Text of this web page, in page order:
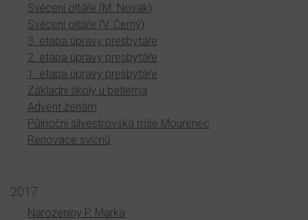
Svěcení oltáře (M. Novák)
Svěcení oltáře (V. Černý)
3. etapa úpravy presbytáře
2. etapa úpravy presbytáře
1. etapa úpravy presbytáře
Základní školy u betléma
Advent ženám
Půlnoční silvestrovská mše Mouřenec
Renovace svícnů
2017
Narozeniny P. Marka